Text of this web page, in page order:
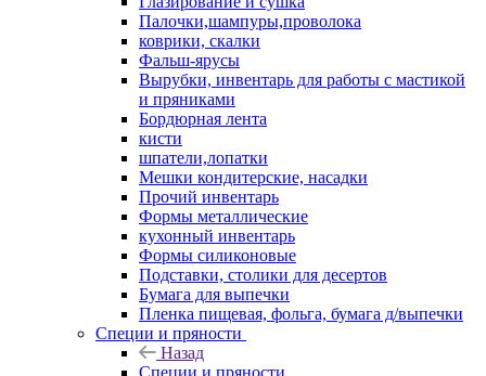
Палочки,шампуры,проволока
коврики, скалки
Фальш-ярусы
Вырубки, инвентарь для работы с мастикой
и пряниками
Бордюрная лента
кисти
шпатели,лопатки
Мешки кондитерские, насадки
Прочий инвентарь
Формы металлические
кухонный инвентарь
Формы силиконовые
Подставки, столики для десертов
Бумага для выпечки
Пленка пищевая, фольга, бумага д/выпечки
Специи и пряности
Назад
Специи и пряности